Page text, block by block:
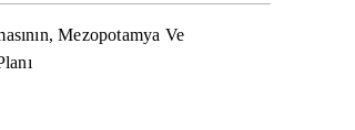
Mezopotamya Ve